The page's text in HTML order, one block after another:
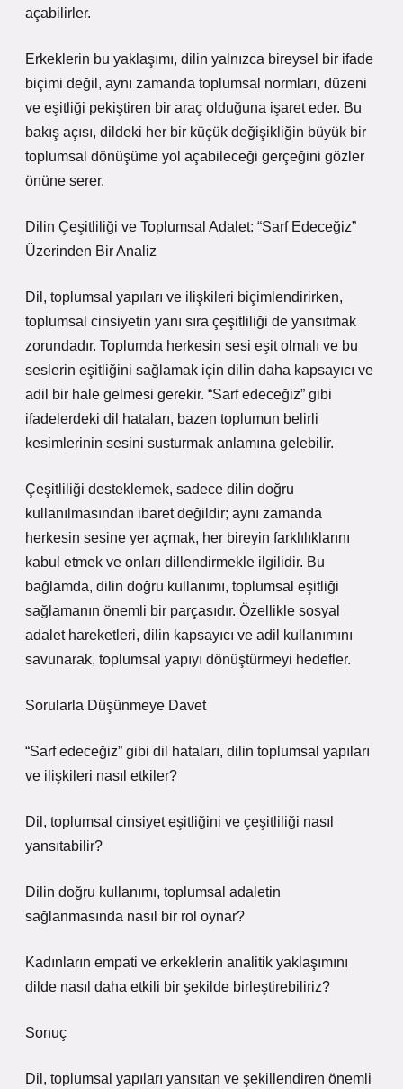
açabilirler.
Erkeklerin bu yaklaşımı, dilin yalnızca bireysel bir ifade
biçimi değil, aynı zamanda toplumsal normları, düzeni
ve eşitliği pekiştiren bir araç olduğuna işaret eder. Bu
bakış açısı, dildeki her bir küçük değişikliğin büyük bir
toplumsal dönüşüme yol açabileceği gerçeğini gözler
önüne serer.
Dilin Çeşitliliği ve Toplumsal Adalet: “Sarf Edeceğiz”
Üzerinden Bir Analiz
Dil, toplumsal yapıları ve ilişkileri biçimlendirirken,
toplumsal cinsiyetin yanı sıra çeşitliliği de yansıtmak
zorundadır. Toplumda herkesin sesi eşit olmalı ve bu
seslerin eşitliğini sağlamak için dilin daha kapsayıcı ve
adil bir hale gelmesi gerekir. “Sarf edeceğiz” gibi
ifadelerdeki dil hataları, bazen toplumun belirli
kesimlerinin sesini susturmak anlamına gelebilir.
Çeşitliliği desteklemek, sadece dilin doğru
kullanılmasından ibaret değildir; aynı zamanda
herkesin sesine yer açmak, her bireyin farklılıklarını
kabul etmek ve onları dillendirmekle ilgilidir. Bu
bağlamda, dilin doğru kullanımı, toplumsal eşitliği
sağlamanın önemli bir parçasıdır. Özellikle sosyal
adalet hareketleri, dilin kapsayıcı ve adil kullanımını
savunarak, toplumsal yapıyı dönüştürmeyi hedefler.
Sorularla Düşünmeye Davet
“Sarf edeceğiz” gibi dil hataları, dilin toplumsal yapıları
ve ilişkileri nasıl etkiler?
Dil, toplumsal cinsiyet eşitliğini ve çeşitliliği nasıl
yansıtabilir?
Dilin doğru kullanımı, toplumsal adaletin
sağlanmasında nasıl bir rol oynar?
Kadınların empati ve erkeklerin analitik yaklaşımını
dilde nasıl daha etkili bir şekilde birleştirebiliriz?
Sonuç
Dil, toplumsal yapıları yansıtan ve şekillendiren önemli